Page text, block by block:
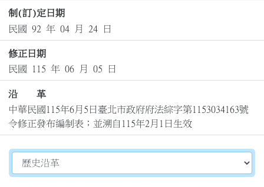
制(訂)定日期
民國 92 年 04 月 24 日
修正日期
民國 115 年 06 月 05 日
沿 革
中華民國115年6月5日臺北市政府府法綜字第1153034163號
令修正發布編制表；並溯自115年2月1日生效
切換選擇法規資訊內容